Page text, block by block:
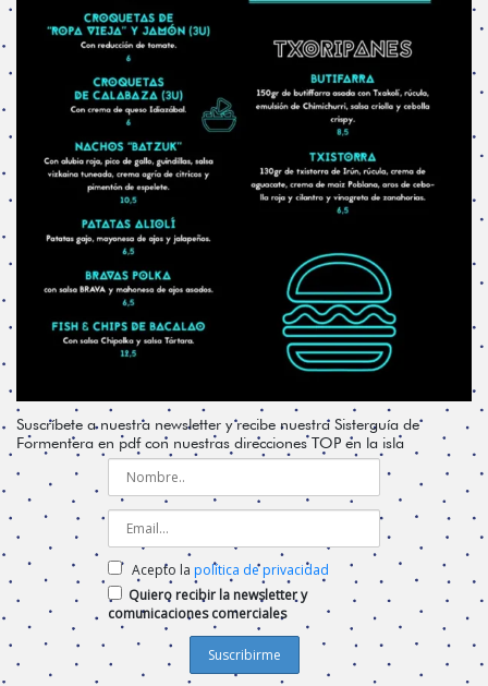
Suscríbete a nuestra newsletter y recibe nuestra Sisterguía de
Formentera en pdf con nuestras direcciones TOP en la isla
Acepto la política de privacidad
Quiero recibir la newsletter y
comunicaciones comerciales